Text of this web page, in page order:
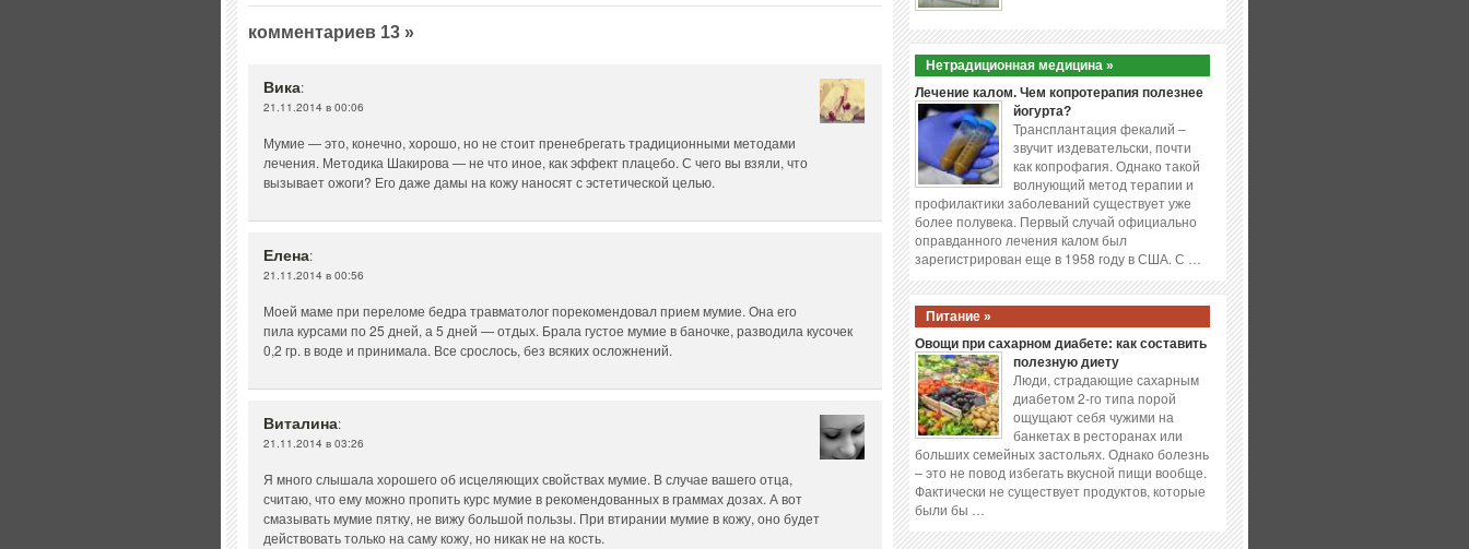
комментариев 13 »
Вика:
21.11.2014 в 00:06
Мумие — это, конечно, хорошо, но не стоит пренебрегать традиционными методами
лечения. Методика Шакирова — не что иное, как эффект плацебо. С чего вы взяли, что
вызывает ожоги? Его даже дамы на кожу наносят с эстетической целью.
Елена:
21.11.2014 в 00:56
Моей маме при переломе бедра травматолог порекомендовал прием мумие. Она его
пила курсами по 25 дней, а 5 дней — отдых. Брала густое мумие в баночке, разводила кусочек
0,2 гр. в воде и принимала. Все срослось, без всяких осложнений.
Виталина:
21.11.2014 в 03:26
Я много слышала хорошего об исцеляющих свойствах мумие. В случае вашего отца,
считаю, что ему можно пропить курс мумие в рекомендованных в граммах дозах. А вот
смазывать мумие пятку, не вижу большой пользы. При втирании мумие в кожу, оно будет
действовать только на саму кожу, но никак не на кость.
Нетрадиционная медицина »
Лечение калом. Чем копротерапия полезнее
йогурта?
Трансплантация фекалий –
звучит издевательски, почти
как копрофагия. Однако такой
волнующий метод терапии и
профилактики заболеваний существует уже
более полувека. Первый случай официально
оправданного лечения калом был
зарегистрирован еще в 1958 году в США. С …
Питание »
Овощи при сахарном диабете: как составить
полезную диету
Люди, страдающие сахарным
диабетом 2-го типа порой
ощущают себя чужими на
банкетах в ресторанах или
больших семейных застольях. Однако болезнь
– это не повод избегать вкусной пищи вообще.
Фактически не существует продуктов, которые
были бы …